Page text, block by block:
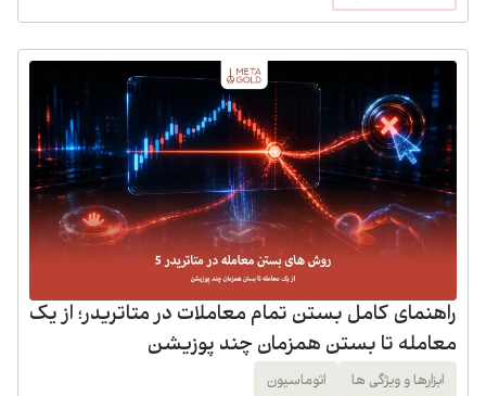
راهنمای کامل بستن تمام معاملات در متاتریدر؛ از یک
معامله تا بستن همزمان چند پوزیشن
ابزارها و ویژگی ها اتوماسیون